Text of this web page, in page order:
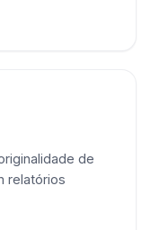
de
relatórios